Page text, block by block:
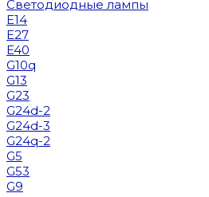
Светодиодные лампы
E14
E27
E40
G10q
G13
G23
G24d-2
G24d-3
G24q-2
G5
G53
G9